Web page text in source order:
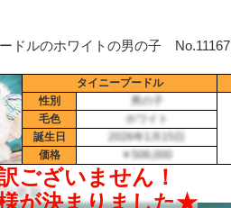
ドルのホワイトの男の子 No.11167
タイニープードル
性別
男の子
毛色
ホワイト
誕生日
2026年1月15日
価格
￥506,000
更新！